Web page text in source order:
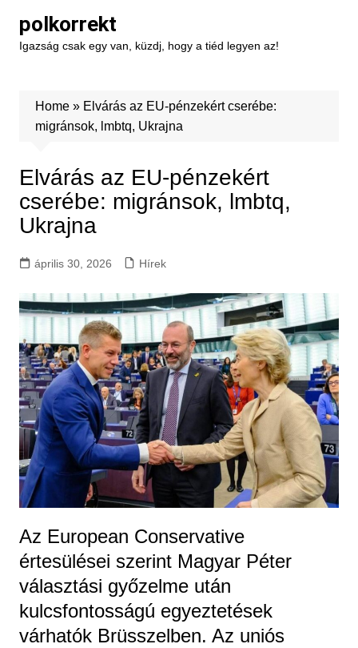
content
polkorrekt
Igazság csak egy van, küzdj, hogy a tiéd legyen az!
Home» Elvárás az EU-pénzekért cserébe:
migránsok, lmbtq, Ukrajna
Elvárás az EU-pénzekért
cserébe: migránsok, lmbtq,
Ukrajna
április 30, 2026 Hírek
Az European Conservative
értesülései szerint Magyar Péter
választási győzelme után
kulcsfontosságú egyeztetések
várhatók Brüsszelben. Az uniós